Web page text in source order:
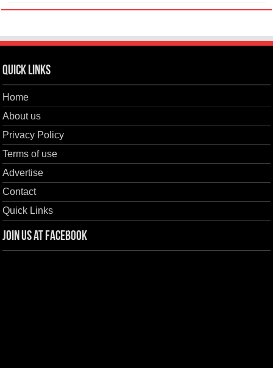
Quick Links
Home
About us
Privacy Policy
Terms of use
Advertise
Contact
Quick Links
Join us at Facebook